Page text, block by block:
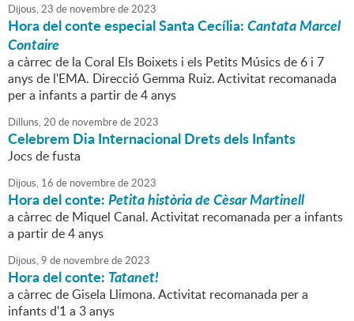
Dijous,23 de novembrede2023
Hora del conte especial Santa Cecília:Cantata Marcel
Contaire
a càrrec de la Coral Els Boixets i els Petits Músics de 6 i 7
anys de l'EMA. Direcció Gemma Ruiz. Activitat recomanada
per a infants a partir de 4 anys
Dilluns,20 de novembrede2023
Celebrem Dia Internacional Drets dels Infants
Jocs de fusta
Dijous, 16 de novembrede2023
Hora del conte:Petita història de Cèsar Martinell
a càrrec de Miquel Canal. Activitat recomanada per a infants
a partir de 4 anys
Dijous,9 de novembrede2023
Hora del conte: Tatanet!
a càrrec de Gisela Llimona. Activitat recomanada per a
infants d'1 a 3 anys